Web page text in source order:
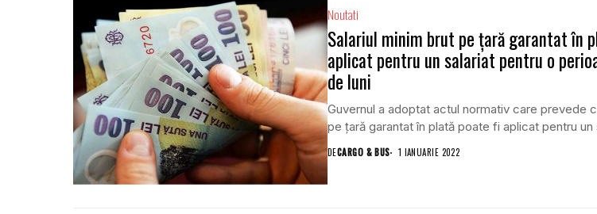
Noutati
Salariul minim brut pe țară garantat în
aplicat pentru un salariat pentru o
de luni
Guvernul a adoptat actul normativ care prevede
pe țară garantat în plată poate fi aplicat pentru un
DECARGO & BUS 1 IANUARIE 2022